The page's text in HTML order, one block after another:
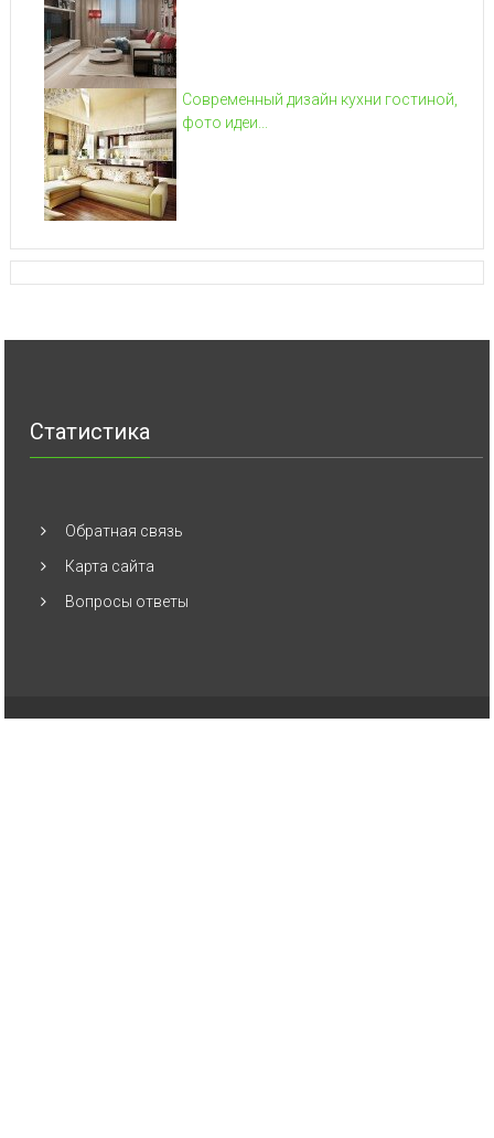
Современный дизайн кухни гостиной,
фото идеи...
Статистика
Обратная связь
Карта сайта
Вопросы ответы